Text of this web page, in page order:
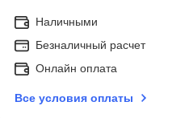
Наличными
Безналичный расчет
Онлайн оплата
Все условия оплаты